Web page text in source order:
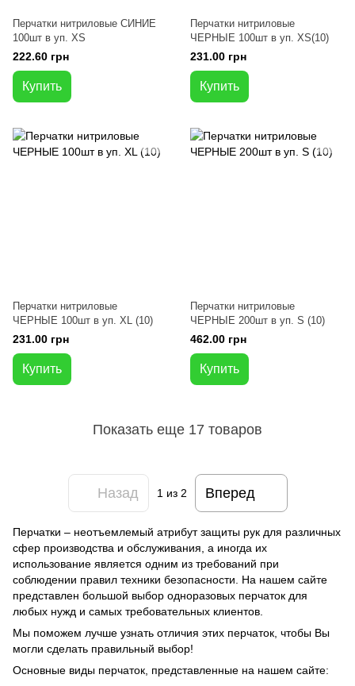
Перчатки нитриловые СИНИЕ
100шт в уп. XS
222.60 грн
Купить
Перчатки нитриловые
ЧЕРНЫЕ 100шт в уп. XS(10)
231.00 грн
Купить
Перчатки нитриловые
ЧЕРНЫЕ 100шт в уп. XL (10)
231.00 грн
Купить
Перчатки нитриловые
ЧЕРНЫЕ 200шт в уп. S (10)
462.00 грн
Купить
Показать еще 17 товаров
Назад 1 из 2 Вперед
Перчатки – неотъемлемый атрибут защиты рук для различных
сфер производства и обслуживания, а иногда их
использование является одним из требований при
соблюдении правил техники безопасности. На нашем сайте
представлен большой выбор одноразовых перчаток для
любых нужд и самых требовательных клиентов.
Мы поможем лучше узнать отличия этих перчаток, чтобы Вы
могли сделать правильный выбор!
Основные виды перчаток, представленные на нашем сайте: